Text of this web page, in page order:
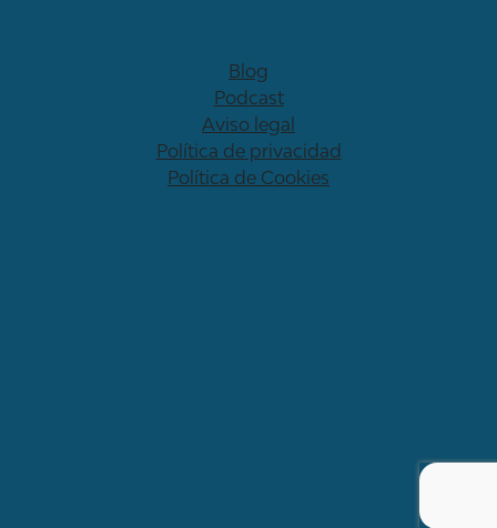
Blog
Podcast
Aviso legal
Política de privacidad
Política de Cookies